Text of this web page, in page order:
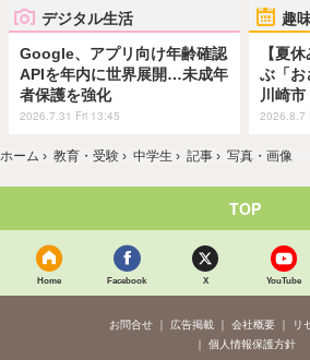
デジタル生活
Google、アプリ向け年齢確認
APIを年内に世界展開…未成年
者保護を強化
2026.7.31 Fri 13:45
趣
【夏
ぶ「
川崎市
2026.8.7
ホーム › 教育・受験 › 中学生 › 記事 › 写真・画像
TOP
Home Facebook X YouTube
お問合せ 広告掲載 会社概要
リ
個人情報保護方針